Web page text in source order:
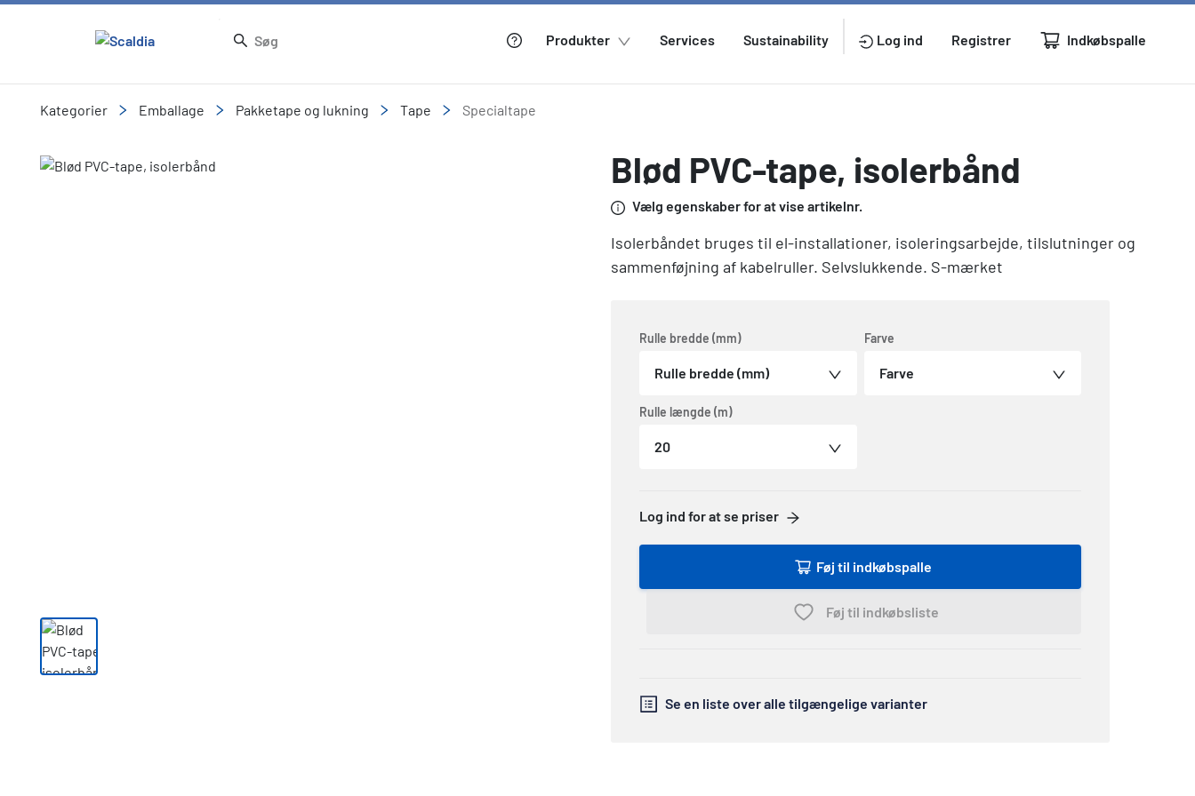
Produkter Services Sustainability Log ind Registrer Indkøbspalle
Kategorier Emballage Pakketape og lukning Tape Specialtape
Slide 1 of 1 Blød PVC-tape, isolerbånd
Vælg egenskaber for at vise artikelnr.
Isolerbåndet bruges til el-installationer, isoleringsarbejde, tilslutninger og
sammenføjning af kabelruller. Selvslukkende. S-mærket
Rulle bredde (mm)
Rulle bredde (mm)
Farve
Farve
Rulle længde (m)
20
Log ind for at se priser
Føj til indkøbspalle
Føj til indkøbsliste
Se en liste over alle tilgængelige varianter